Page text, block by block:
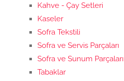
Kahve - Çay Setleri
Kaseler
Sofra Tekstili
Sofra ve Servis Parçaları
Sofra ve Sunum Parçaları
Tabaklar